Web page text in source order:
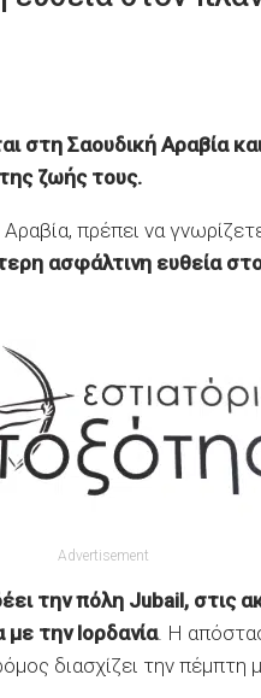
στη Σαουδική Αραβία
ζωής τους.
πρέπει να
ασφάλτινη ευθεία
Advertisement
την πόλη Jubail, στις
την Ιορδανία. Η
διασχίζει την